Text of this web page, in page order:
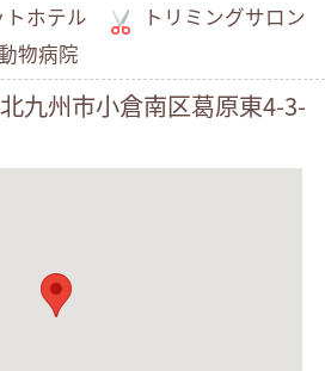
トホテル
トリミングサロン
物病院
九州市小倉南区葛原東4-3-